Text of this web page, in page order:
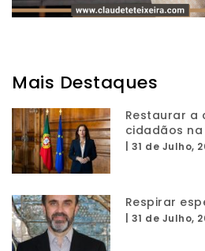
Mais Destaques
Restaurar a
cidadãos
31 de Julho,
Respirar
31 de Julho,